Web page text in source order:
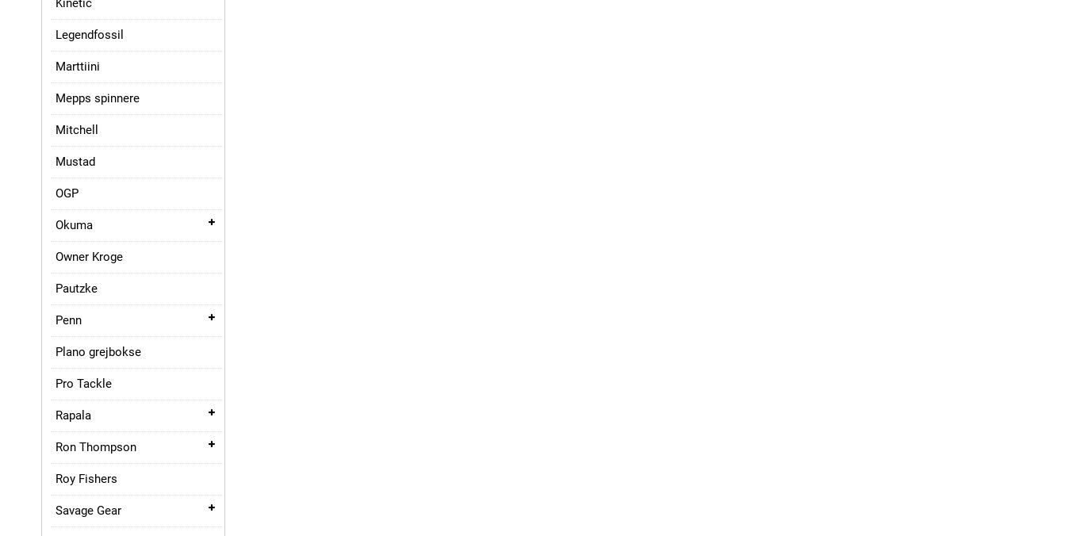
Kinetic
Legendfossil
Marttiini
Mepps spinnere
Mitchell
Mustad
OGP
Okuma
Owner Kroge
Pautzke
Penn
Plano grejbokse
Pro Tackle
Rapala
Ron Thompson
Roy Fishers
Savage Gear